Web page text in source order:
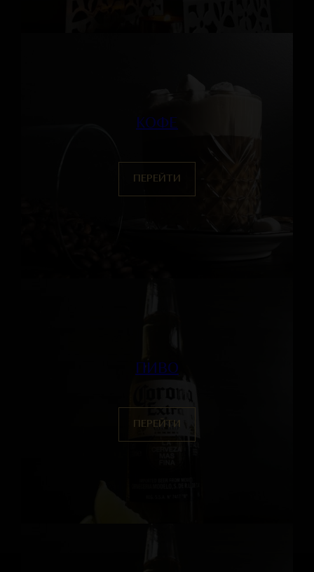
КОФЕ
ПЕРЕЙТИ
ПИВО
ПЕРЕЙТИ